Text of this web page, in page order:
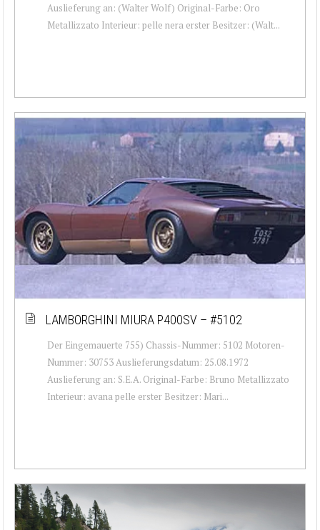
Auslieferung an: (Walter Wolf) Original-Farbe: Oro
Metallizzato Interieur: pelle nera erster Besitzer: (Walt...
LAMBORGHINI MIURA P400SV – #5102
Der Eingemauerte 755) Chassis-Nummer: 5102 Motoren-
Nummer: 30753 Auslieferungsdatum: 25.08.1972
Auslieferung an: S.E.A. Original-Farbe: Bruno Metallizzato
Interieur: avana pelle erster Besitzer: Mari...